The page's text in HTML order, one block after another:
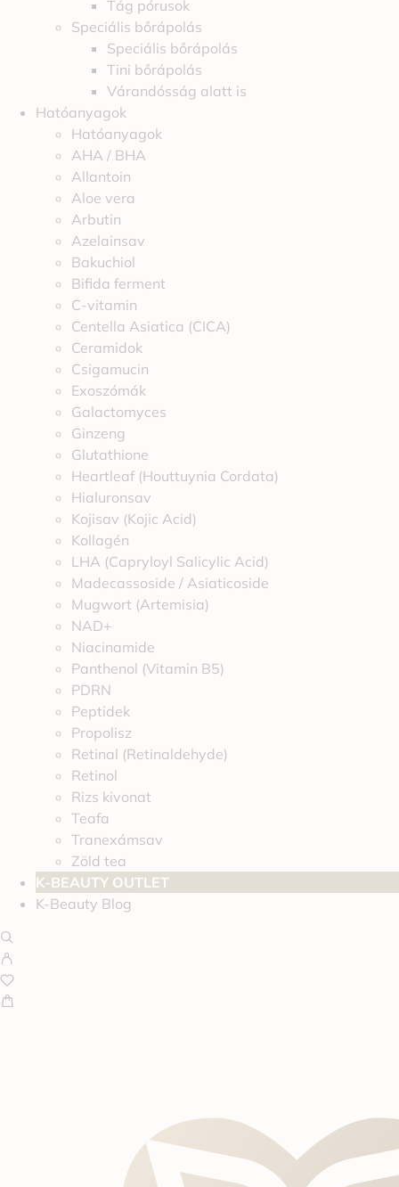
Tág pórusok
Speciális bőrápolás
Speciális bőrápolás
Tini bőrápolás
Várandósság alatt is
Hatóanyagok
Hatóanyagok
AHA / BHA
Allantoin
Aloe vera
Arbutin
Azelainsav
Bakuchiol
Bifida ferment
C-vitamin
Centella Asiatica (CICA)
Ceramidok
Csigamucin
Exoszómák
Galactomyces
Ginzeng
Glutathione
Heartleaf (Houttuynia Cordata)
Hialuronsav
Kojisav (Kojic Acid)
Kollagén
LHA (Capryloyl Salicylic Acid)
Madecassoside / Asiaticoside
Mugwort (Artemisia)
NAD+
Niacinamide
Panthenol (Vitamin B5)
PDRN
Peptidek
Propolisz
Retinal (Retinaldehyde)
Retinol
Rizs kivonat
Teafa
Tranexámsav
Zöld tea
K-BEAUTY OUTLET
K-Beauty Blog